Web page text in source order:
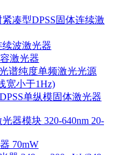
凑型DPSS固体连续激
续波激光器
激光器
谱纯度单频激光光源
宽小于1Hz)
单纵模固体激光器
器模块 320-640nm 20-
70mW